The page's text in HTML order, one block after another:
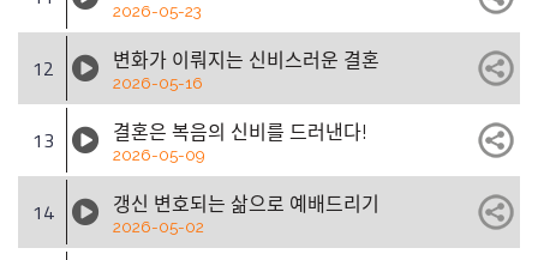
2026-05-23
12 변화가 이뤄지는 신비스러운 결혼
2026-05-16
13 결혼은 복음의 신비를 드러낸다!
2026-05-09
14 갱신 변호되는 삶으로 예배드리기
2026-05-02